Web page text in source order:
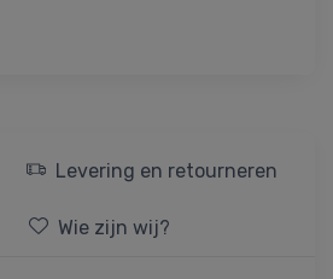
Levering en retourneren
Wie zijn wij?